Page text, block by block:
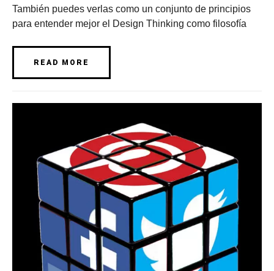
También puedes verlas como un conjunto de principios
para entender mejor el Design Thinking como filosofía
READ MORE